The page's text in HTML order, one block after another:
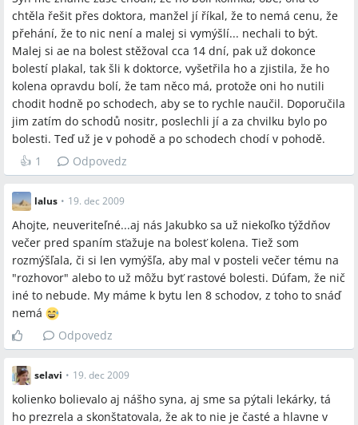
chtěla řešit přes doktora, manžel jí říkal, že to nemá cenu, že
přehání, že to nic není a malej si vymýšlí... nechali to být.
Malej si ae na bolest stěžoval cca 14 dní, pak už dokonce
bolestí plakal, tak šli k doktorce, vyšetřila ho a zjistila, že ho
kolena opravdu bolí, že tam něco má, protože oni ho nutili
chodit hodně po schodech, aby se to rychle naučil. Doporučila
jim zatím do schodů nositr, poslechli jí a za chvilku bylo po
bolesti. Teď už je v pohodě a po schodech chodí v pohodě.
👍 1 Odpovedz
lalus • 19. dec 2009
Ahojte, neuveriteľné...aj nás Jakubko sa už niekoľko týždňov
večer pred spaním sťažuje na bolesť kolena. Tiež som
rozmýšľala, či si len vymýšľa, aby mal v posteli večer tému na
"rozhovor" alebo to už môžu byť rastové bolesti. Dúfam, že nič
iné to nebude. My máme k bytu len 8 schodov, z toho to snáď
nemá
Odpovedz
selavi • 19. dec 2009
kolienko bolievalo aj nášho syna, aj sme sa pýtali lekárky, tá
ho prezrela a skonštatovala, že ak to nie je časté a hlavne v